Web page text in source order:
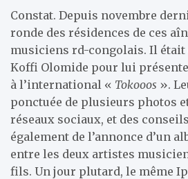
Constat. Depuis novembre
ronde des résidences de ces
musiciens rd-congolais. Il était
Koffi Olomide pour lui
à l’international « Tokooos ».
ponctuée de plusieurs photos
réseaux sociaux, et des
également de l’annonce d’un
entre les deux artistes
fils. Un jour plutard, le même